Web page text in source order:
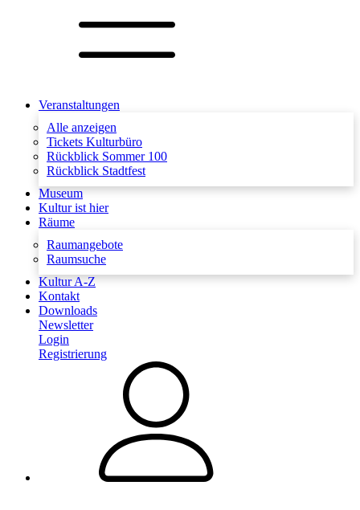
Veranstaltungen
Alle anzeigen
Tickets Kulturbüro
Rückblick Sommer 100
Rückblick Stadtfest
Museum
Kultur ist hier
Räume
Raumangebote
Raumsuche
Kultur A-Z
Kontakt
Downloads
Newsletter
Login
Registrierung